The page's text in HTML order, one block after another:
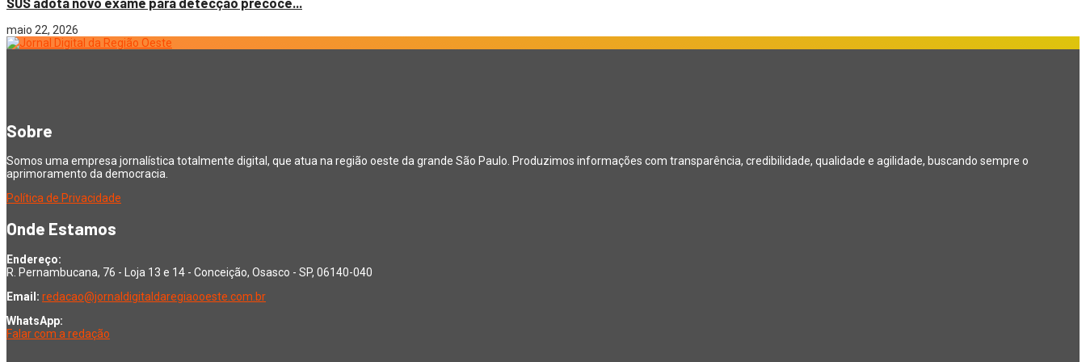
maio 22, 2026
Sobre
Somos uma empresa jornalística totalmente digital, que atua na região oeste da grande São Paulo. Produzimos informações com transparência, credibilidade, qualidade e agilidade, buscando sempre o
aprimoramento da democracia.
Política de Privacidade
Onde Estamos
Endereço:
R. Pernambucana, 76 - Loja 13 e 14 - Conceição, Osasco - SP, 06140-040
Email: redacao@jornaldigitaldaregiaooeste.com.br
WhatsApp:
Falar com a redação